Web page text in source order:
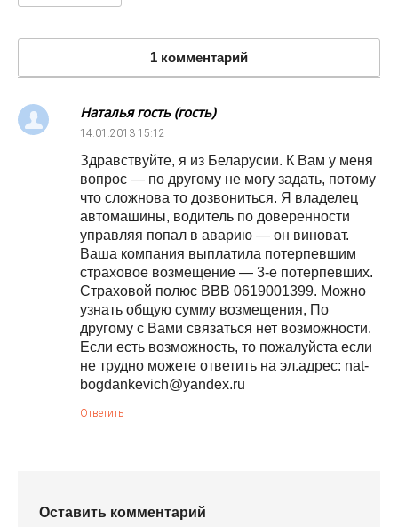
1 комментарий
Наталья гость (гость)
14.01.2013 15:12
Здравствуйте, я из Беларусии. К Вам у меня
вопрос — по другому не могу задать, потому
что сложнова то дозвониться. Я владелец
автомашины, водитель по доверенности
управляя попал в аварию — он виноват.
Ваша компания выплатила потерпевшим
страховое возмещение — 3-е потерпевших.
Страховой полюс ВВВ 0619001399. Можно
узнать общую сумму возмещения, По
другому с Вами связаться нет возможности.
Если есть возможность, то пожалуйста если
не трудно можете ответить на эл.адрес: nat-
bogdankevich@yandex.ru
Ответить
Оставить комментарий